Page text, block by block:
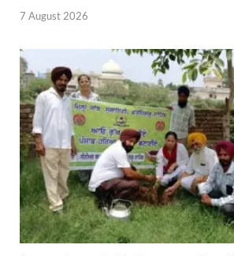
7 August 2026